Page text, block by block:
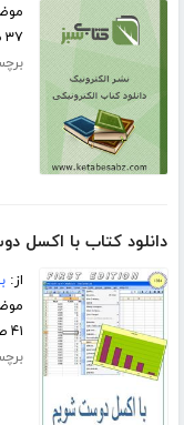
۳۷ صفحه
دانلود کتاب با اکسل
از:
۴۱ صفحه